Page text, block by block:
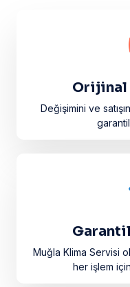
Orijinal
Değişimini ve
Muğla Klima Servisi
her işlem